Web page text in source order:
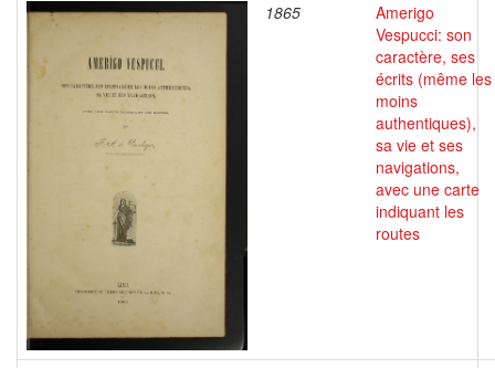
1865
Amerigo
Vespucci: son
caractère, ses
écrits (même les
moins
authentiques),
sa vie et ses
navigations,
avec une carte
indiquant les
routes